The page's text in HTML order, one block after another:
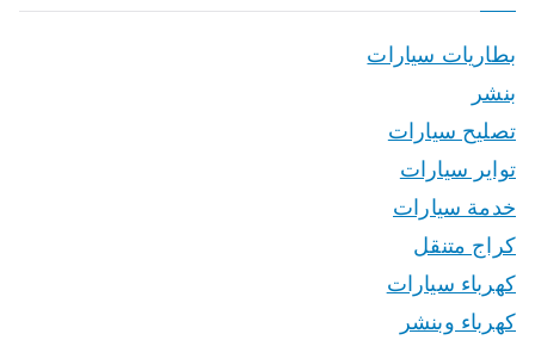
بطاريات سيارات
بنشر
تصليح سيارات
تواير سيارات
خدمة سيارات
كراج متنقل
كهرباء سيارات
كهرباء وبنشر